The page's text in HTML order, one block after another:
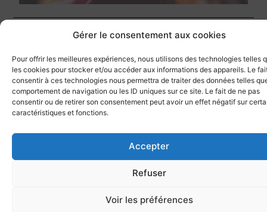
Gérer le consentement aux cookies
Pour offrir les meilleures expériences, nous utilisons des technologies telles
les cookies pour stocker et/ou accéder aux informations des appareils. Le
consentir à ces technologies nous permettra de traiter des données telles
comportement de navigation ou les ID uniques sur ce site. Le fait de ne pas
consentir ou de retirer son consentement peut avoir un effet négatif sur
caractéristiques et fonctions.
Accepter
Refuser
Voir les préférences
Retourner aux communications
Partager cet article